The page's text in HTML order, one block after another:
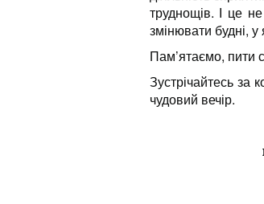
труднощів. І це
змінювати будні, у
Пам’ятаємо, пити
Зустрічайтесь за
чудовий вечір.